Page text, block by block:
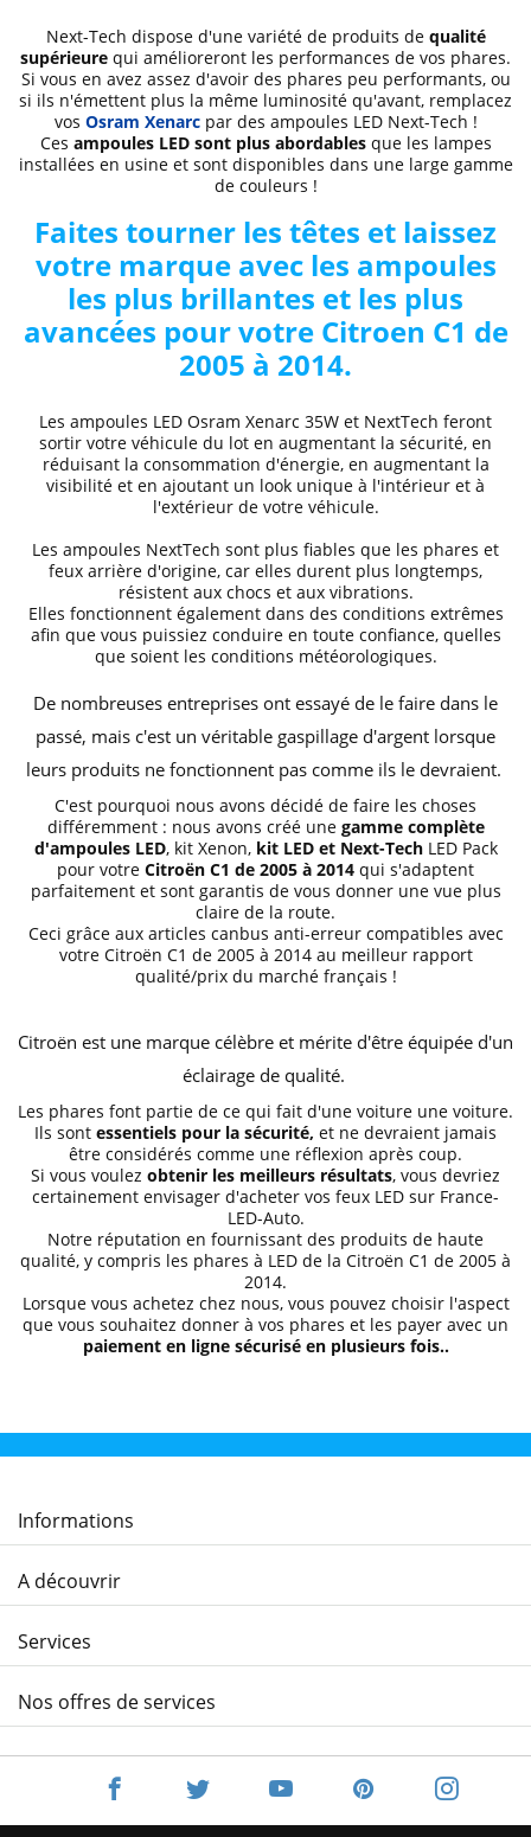
Next-Tech dispose d'une variété de produits de qualité
supérieure qui amélioreront les performances de vos phares.
Si vous en avez assez d'avoir des phares peu performants, ou
si ils n'émettent plus la même luminosité qu'avant, remplacez
vos Osram Xenarc par des ampoules LED Next-Tech !
Ces ampoules LED sont plus abordablesque les lampes
installées en usine et sont disponibles dans une large gamme
de couleurs !
Faites tourner les têtes et laissez
votre marque avec les ampoules
les plus brillantes et les plus
avancées pour votre Citroen C1 de
2005 à 2014.
Les ampoules LED Osram Xenarc 35W et NextTech feront
sortir votre véhicule du lot en augmentant la sécurité, en
réduisant la consommation d'énergie, en augmentant la
visibilité et en ajoutant un look unique à l'intérieur et à
l'extérieur de votre véhicule.
Les ampoules NextTech sont plus fiables que les phares et
feux arrière d'origine, car elles durent plus longtemps,
résistent aux chocs et aux vibrations.
Elles fonctionnent également dans des conditions extrêmes
afin que vous puissiez conduire en toute confiance, quelles
que soient les conditions météorologiques.
De nombreuses entreprises ont essayé de le faire dans le
passé, mais c'est un véritable gaspillage d'argent lorsque
leurs produits ne fonctionnent pas comme ils le devraient.
C'est pourquoi nous avons décidé de faire les choses
différemment : nous avons créé une gamme complète
d'ampoules LED, kit Xenon, kit LED et Next-TechLED Pack
pour votre Citroën C1 de 2005 à 2014 qui s'adaptent
parfaitement et sont garantis de vous donner une vue plus
claire de la route.
Ceci grâce aux articles canbus anti-erreur compatibles avec
votre Citroën C1 de 2005 à 2014au meilleur rapport
qualité/prix du marché français !
Citroën est une marque célèbre et mérite d'être équipée d'un
éclairage de qualité.
Les phares font partie de ce qui fait d'une voiture une voiture.
Ils sont essentiels pour la sécurité, et ne devraient jamais
être considérés comme une réflexion après coup.
Si vous voulez obtenir les meilleurs résultats, vous devriez
certainement envisager d'acheter vos feux LED sur France-
LED-Auto.
Notre réputation en fournissant des produits de haute
qualité, y compris les phares à LED de la Citroën C1 de 2005 à
2014.
Lorsque vous achetez chez nous, vous pouvez choisir l'aspect
que vous souhaitez donner à vos phares et les payer avec un
paiement en ligne sécurisé en plusieurs fois..
Informations
A découvrir
Services
Nos offres de services